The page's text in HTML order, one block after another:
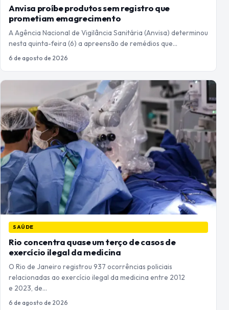
Anvisa proíbe produtos sem registro que
prometiam emagrecimento
A Agência Nacional de Vigilância Sanitária (Anvisa) determinou
nesta quinta-feira (6) a apreensão de remédios que…
6 de agosto de 2026
SAÚDE
Rio concentra quase um terço de casos de
exercício ilegal da medicina
O Rio de Janeiro registrou 937 ocorrências policiais
relacionadas ao exercício ilegal da medicina entre 2012
e 2023, de…
6 de agosto de 2026